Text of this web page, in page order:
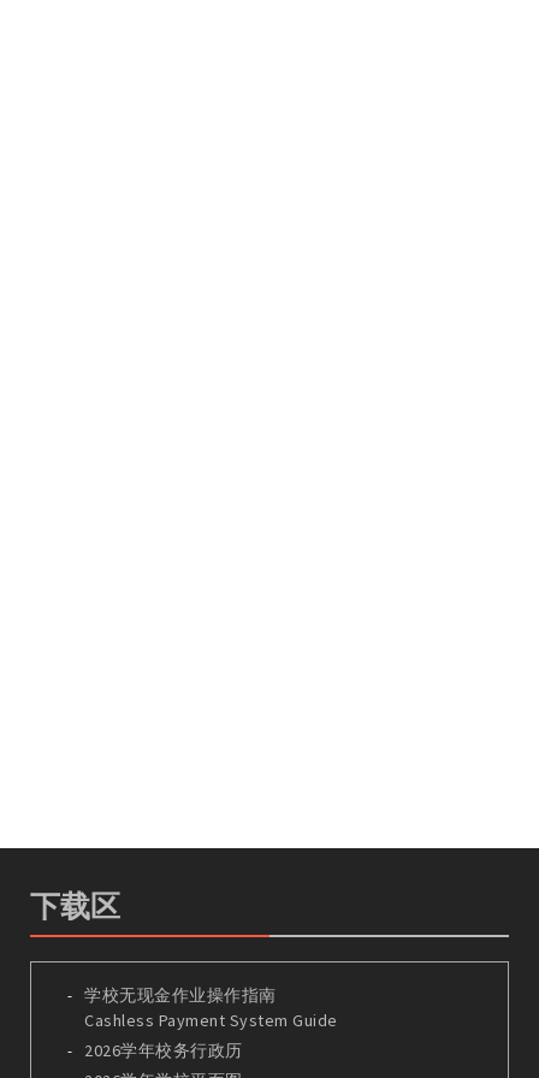
下载区
学校无现金作业操作指南
Cashless Payment System Guide
2026学年校务行政历